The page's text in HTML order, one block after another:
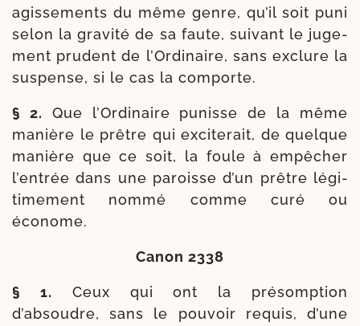
agis­se­ments du même genre, qu’il soit puni
selon la gra­vi­té de sa faute, sui­vant le juge­
ment pru­dent de l’Ordinaire, sans exclure la
sus­pense, si le cas la comporte.
§ 2. Que l’Ordinaire punisse de la même
manière le prêtre qui exci­te­rait, de quelque
manière que ce soit, la foule à empê­cher
l’entrée dans une paroisse d’un prêtre légi­
ti­me­ment nom­mé comme curé ou
économe.
Canon 2338
§ 1. Ceux qui ont la pré­somp­tion
d’absoudre, sans le pou­voir requis, d’une